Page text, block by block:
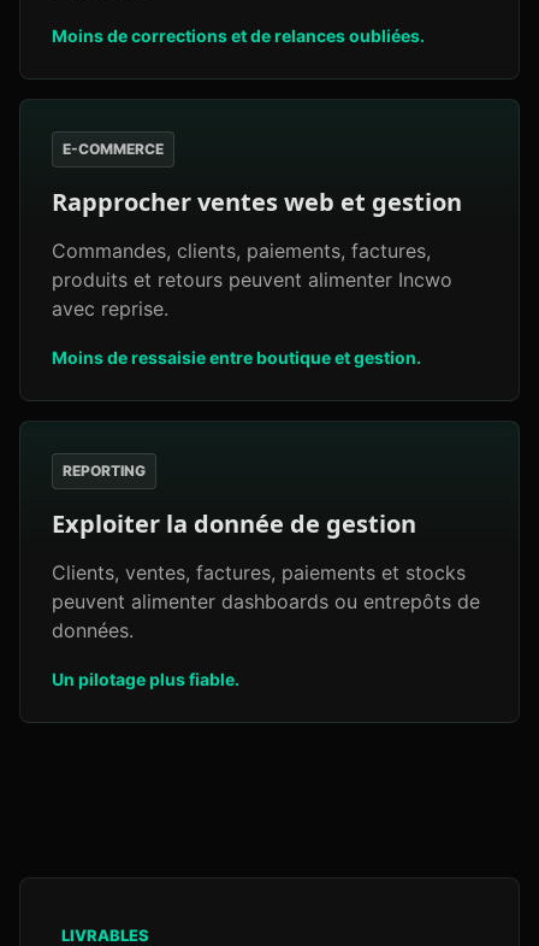
Moins de corrections et de relances oubliées.
E-COMMERCE
Rapprocher ventes web et gestion
Commandes, clients, paiements, factures,
produits et retours peuvent alimenter Incwo
avec reprise.
Moins de ressaisie entre boutique et gestion.
REPORTING
Exploiter la donnée de gestion
Clients, ventes, factures, paiements et stocks
peuvent alimenter dashboards ou entrepôts de
données.
Un pilotage plus fiable.
LIVRABLES